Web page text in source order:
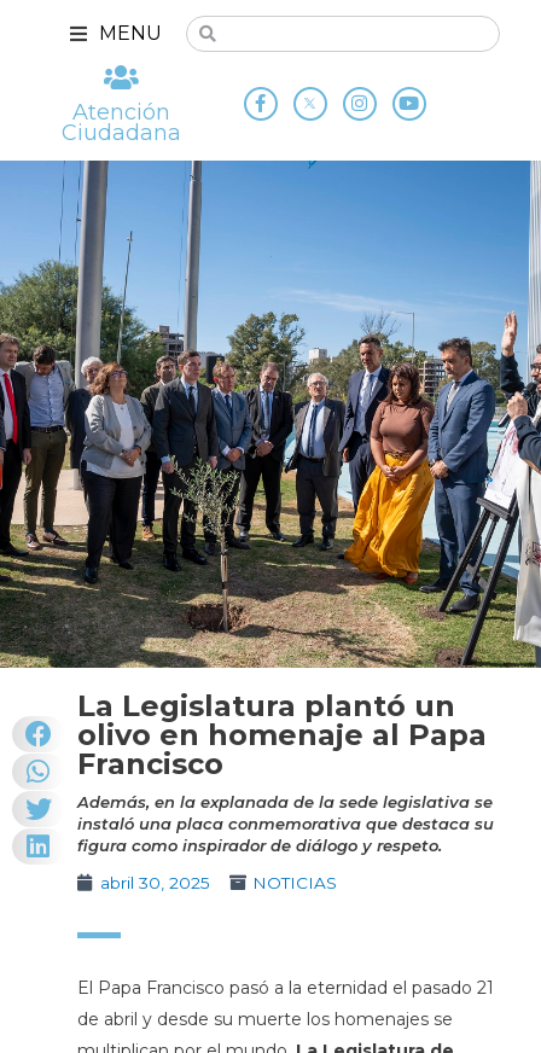
MENU
Atención
Ciudadana
La Legislatura plantó un
olivo en homenaje al Papa
Francisco
Además, en la explanada de la sede legislativa se
instaló una placa conmemorativa que destaca su
figura como inspirador de diálogo y respeto.
abril 30, 2025
NOTICIAS
El Papa Francisco pasó a la eternidad el pasado 21
de abril y desde su muerte los homenajes se